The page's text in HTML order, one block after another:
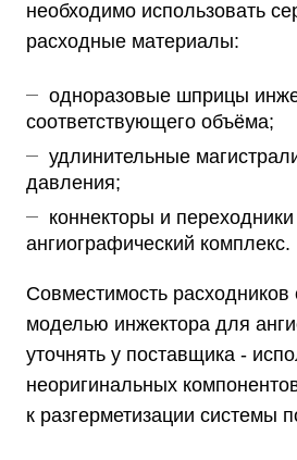
необходимо использовать
расходные материалы:
одноразовые шприцы
соответствующего объёма;
удлинительные
давления;
коннекторы и
ангиографический комплекс.
Совместимость расходников
моделью инжектора для
уточнять у поставщика -
неоригинальных
к разгерметизации системы